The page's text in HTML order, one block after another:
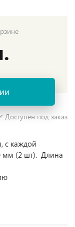
Доступен под заказ
с каждой
мм (2 шт). Длина